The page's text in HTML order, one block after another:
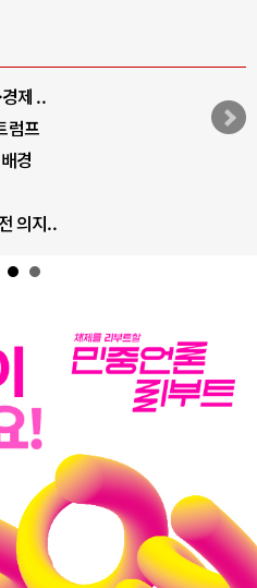
..
영 ..
로..
..
하고 ..